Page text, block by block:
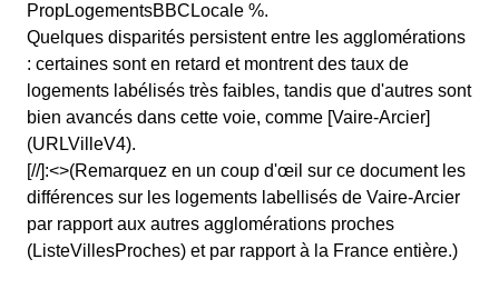
PropLogementsBBCLocale %.
Quelques disparités persistent entre les agglomérations
: certaines sont en retard et montrent des taux de
logements labélisés très faibles, tandis que d'autres sont
bien avancés dans cette voie, comme [Vaire-Arcier]
(URLVilleV4).
[//]:<>(Remarquez en un coup d'œil sur ce document les
différences sur les logements labellisés de Vaire-Arcier
par rapport aux autres agglomérations proches
(ListeVillesProches) et par rapport à la France entière.)